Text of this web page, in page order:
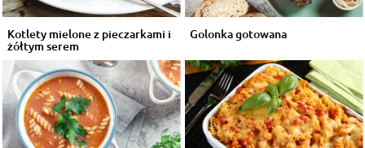
Kotlety mielone z pieczarkami i
żółtym serem
Golonka gotowana